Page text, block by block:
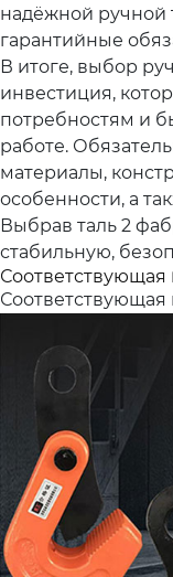
надёжной ручной
гарантийные
В итоге, выбор
инвестиция,
потребностям и
работе.
материалы,
особенности, а
Выбрав таль 2
стабильную,
Соответствующая
Соответствующая